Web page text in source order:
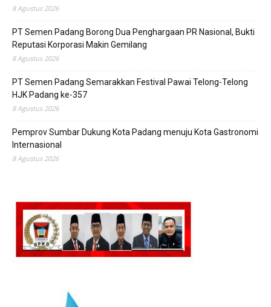
8 Agustus 2026
PT Semen Padang Borong Dua Penghargaan PR Nasional, Bukti
Reputasi Korporasi Makin Gemilang
8 Agustus 2026
PT Semen Padang Semarakkan Festival Pawai Telong-Telong
HJK Padang ke-357
8 Agustus 2026
Pemprov Sumbar Dukung Kota Padang menuju Kota Gastronomi
Internasional
8 Agustus 2026